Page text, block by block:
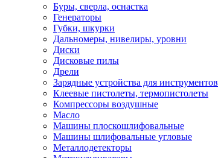
Буры, сверла, оснастка
Генераторы
Губки, шкурки
Дальномеры, нивелиры, уровни
Диски
Дисковые пилы
Дрели
Зарядные устройства для инструментов
Клеевые пистолеты, термопистолеты
Компрессоры воздушные
Масло
Машины плоскошлифовальные
Машины шлифовальные угловые
Металлодетекторы